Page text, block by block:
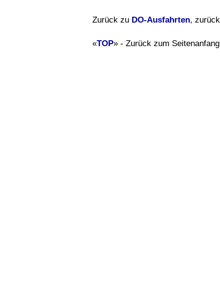
Zurück zu DO-Ausfahrten,
«TOP» - Zurück zum Seitenanfang